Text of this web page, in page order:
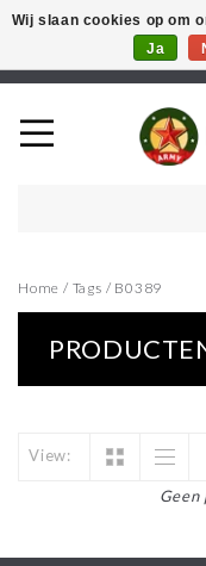
Welkom in onze
vinden in de
Home / Tags / B0389
View:
Geen
Wij slaan cookies op om
Ja